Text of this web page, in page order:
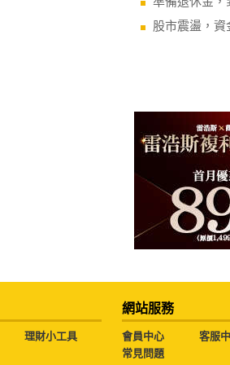
股市震盪，資
理財小工具
網站服務
會員中心
客服
常見問題